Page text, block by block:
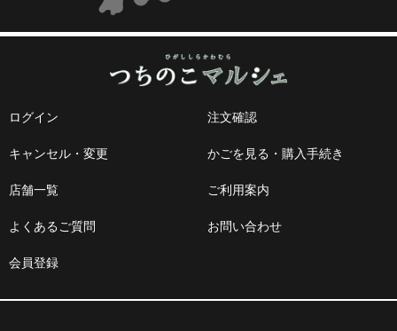
ログイン 注文確認
キャンセル・変更 かごを見る・購入手続き
店舗一覧 ご利用案内
よくあるご質問 お問い合わせ
会員登録